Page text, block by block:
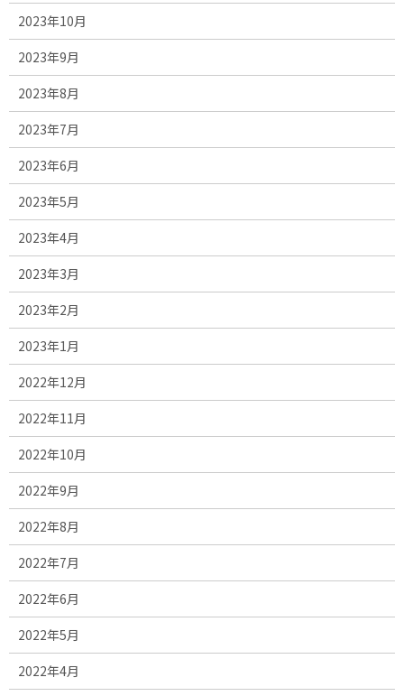
2023年10月
2023年9月
2023年8月
2023年7月
2023年6月
2023年5月
2023年4月
2023年3月
2023年2月
2023年1月
2022年12月
2022年11月
2022年10月
2022年9月
2022年8月
2022年7月
2022年6月
2022年5月
2022年4月